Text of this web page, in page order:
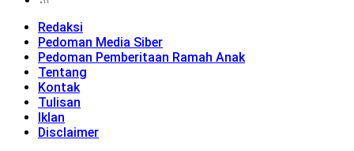
Redaksi
Pedoman Media Siber
Pedoman Pemberitaan Ramah Anak
Tentang
Kontak
Tulisan
Iklan
Disclaimer